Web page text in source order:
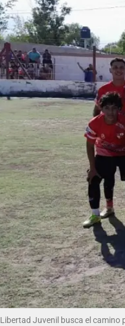
Libertad Juvenil busca el camino